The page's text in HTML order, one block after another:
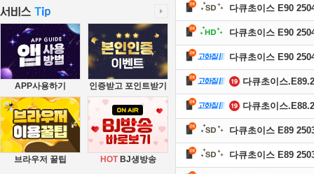
APP사용하기 인증받고 포인트받기
브라우저 꿀팁 HOTBJ생방송
다큐초이스 E90
다큐초이스 E90
다큐초이스 E90
다큐초이스
다큐초이스
다큐초이스 E89
다큐초이스 E89